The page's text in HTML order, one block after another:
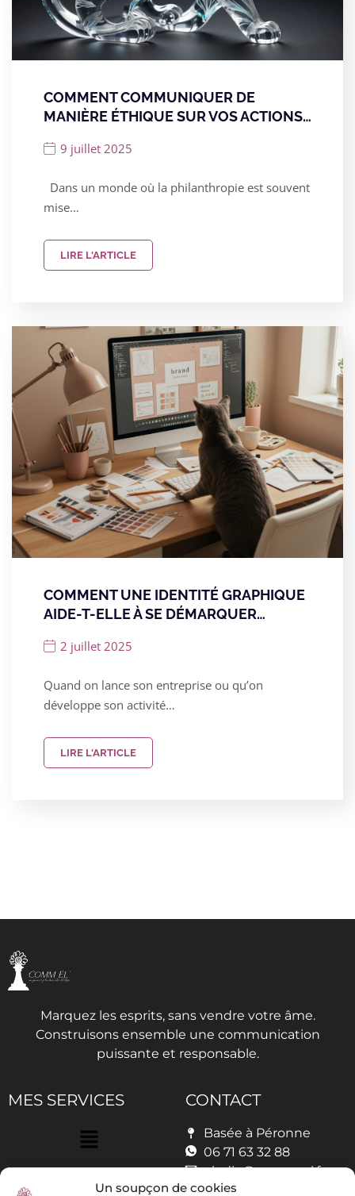
Un soupçon de cookies
COMMENT COMMUNIQUER DE
MANIÈRE ÉTHIQUE SUR VOS ACTIONS…
9 juillet 2025
Dans un monde où la philanthropie est souvent
mise…
LIRE L'ARTICLE
COMMENT UNE IDENTITÉ GRAPHIQUE
AIDE-T-ELLE À SE DÉMARQUER…
2 juillet 2025
Quand on lance son entreprise ou qu’on
développe son activité…
LIRE L'ARTICLE
Marquez les esprits, sans vendre votre âme.
Construisons ensemble une communication
puissante et responsable.
MES SERVICES CONTACT
Basée à Péronne
06 71 63 32 88
elodie@comm-el.fr